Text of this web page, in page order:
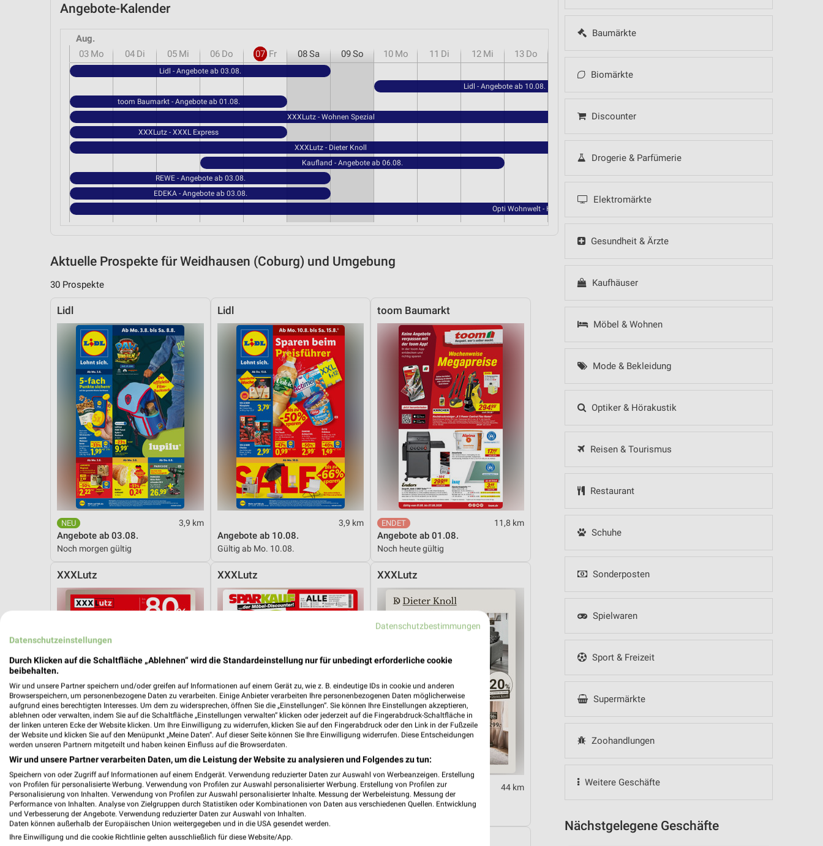
Baumärkte
Biomärkte
Discounter
Drogerie & Parfümerie
Elektromärkte
Gesundheit & Ärzte
Kaufhäuser
Möbel & Wohnen
Mode & Bekleidung
Optiker & Hörakustik
Reisen & Tourismus
Restaurant
Schuhe
Sonderposten
Spielwaren
Sport & Freizeit
Supermärkte
Zoohandlungen
Weitere Geschäfte
Nächstgelegene Geschäfte
Angebote-Kalender
Aug.
03 Mo 04 Di 05 Mi 06 Do 07 Fr 08Sa 09So 10 Mo 11 Di 12 Mi 13 Do
Lidl - Angebote ab 03.08.
Lidl - Angebote ab 10.08.
toom Baumarkt - Angebote ab 01.08.
XXXLutz - Wohnen Spezial
XXXLutz - XXXL Express
XXXLutz - Dieter Knoll
Kaufland - Angebote ab 06.08.
REWE - Angebote ab 03.08.
EDEKA - Angebote ab 03.08.
Opti Wohnwelt - Hot Sommer Sale
Aktuelle Prospekte für Weidhausen (Coburg) und Umgebung
30 Prospekte
Lidl
3,9 km
Angebote ab 03.08.
Noch morgen gültig
Lidl
3,9 km
Angebote ab 10.08.
Gültig ab Mo. 10.08.
toom Baumarkt
11,8 km
Angebote ab 01.08.
Noch heute gültig
XXXLutz
44 km
Wohnen Spezial
Gültig bis Fr. 14.08.
XXXLutz
47,8 km
XXXL Express
Noch heute gültig
XXXLutz
44 km
Dieter Knoll
Kaufland REWE
Datenschutzbestimmungen
Datenschutzeinstellungen
Durch Klicken auf die Schaltfläche „Ablehnen“ wird die Standardeinstellung nur für unbedingt erforderliche cookie
beibehalten.
Wir und unsere Partner speichern und/oder greifen auf Informationen auf einem Gerät zu, wie z. B. eindeutige IDs in cookie und anderen
Browserspeichern, um personenbezogene Daten zu verarbeiten. Einige Anbieter verarbeiten Ihre personenbezogenen Daten möglicherweise
aufgrund eines berechtigten Interesses. Um dem zu widersprechen, öffnen Sie die „Einstellungen“. Sie können Ihre Einstellungen akzeptieren,
ablehnen oder verwalten, indem Sie auf die Schaltfläche „Einstellungen verwalten“ klicken oder jederzeit auf die Fingerabdruck-Schaltfläche in
der linken unteren Ecke der Website klicken. Um Ihre Einwilligung zu widerrufen, klicken Sie auf den Fingerabdruck oder den Link in der Fußzeile
der Website und klicken Sie auf den Menüpunkt „Meine Daten“. Auf dieser Seite können Sie Ihre Einwilligung widerrufen. Diese Entscheidungen
werden unseren Partnern mitgeteilt und haben keinen Einfluss auf die Browserdaten.
Wir und unsere Partner verarbeiten Daten, um die Leistung der Website zu analysieren und Folgendes zu tun:
Speichern von oder Zugriff auf Informationen auf einem Endgerät. Verwendung reduzierter Daten zur Auswahl von Werbeanzeigen. Erstellung
von Profilen für personalisierte Werbung. Verwendung von Profilen zur Auswahl personalisierter Werbung. Erstellung von Profilen zur
Personalisierung von Inhalten. Verwendung von Profilen zur Auswahl personalisierter Inhalte. Messung der Werbeleistung. Messung der
Performance von Inhalten. Analyse von Zielgruppen durch Statistiken oder Kombinationen von Daten aus verschiedenen Quellen. Entwicklung
und Verbesserung der Angebote. Verwendung reduzierter Daten zur Auswahl von Inhalten.
Daten können außerhalb der Europäischen Union weitergegeben und in die USA gesendet werden.
Ihre Einwilligung und die cookie Richtlinie gelten ausschließlich für diese Website/App.